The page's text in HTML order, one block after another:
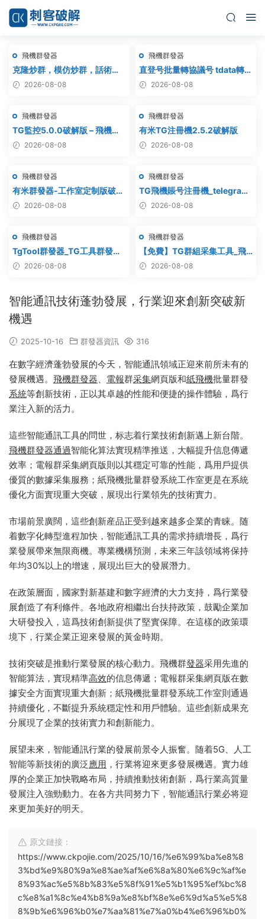
飛機群發器
克隆炒群，模仿炒群，話術炒
群，跟發炒群，自動炒群 破解
報群發 telegram群發 克隆炒
群 炒群
2026-08-08
飛機群發器
直登号批量轉協議号 tdata轉
session – 附破解工具
2026-08-08
飛機群發器
TG監控5.0.0破解版 – 飛機監
聽軟件2026-08-08
飛機群發器
有米TG注冊機2.5.2破解版
2026-08-08
飛機群發器
有米群發器-工作室定制版破解
版 2026-08-08
飛機群發器
TG飛機賬号注冊機_telegram
注冊機_電報飛機号注冊機破解
2026-08-08
飛機群發器
TgTool群發器_TG工具群發器_
最新破解版
2026-08-08
飛機群發器
【免費】TG群組采集工具_飛
機群組采集軟件_電報群組采集
2026-08-08
智能通訊技術蓬勃發展，行業迎來創新突破新
機遇
2025-10-16 群發器資訊 316
在數字經濟蓬勃發展的今天，智能通訊領域正迎來前所未有的
發展機遇。 飛機群發器、 電報群采集網頁版和紙飛機批量群發
系統等創新技術，正以其卓越的性能和便捷的操作體驗，爲行
業注入新的活力。
這些智能通訊工具的問世，标志着行業技術創新邁上新台階。
飛機群發器通過智能化算法實現精準推送，大幅提升信息傳遞
效率；電報群采集網頁版則以其穩定可靠的性能，爲用戶提供
優質的數據采集服務；紙飛機批量群發系統工作室更是在系統
優化方面實現重大突破，展現出行業領先的技術實力。
市場前景廣闊，這些創新産品正受到越來越多企業的青睐。随
着數字化轉型進程加快，智能通訊工具的需求持續增長，爲行
業發展帶來無限商機。專業機構預測，未來三年該領域将保持
年均30%以上的增速，展現出巨大的發展潛力。
在政策層面，國家對新基建和數字經濟的大力支持，爲行業發
展創造了有利條件。各地政府相繼出台扶持政策，鼓勵企業加
大研發投入，這爲技術創新提供了堅實保障。在這樣的政策環
境下，行業企業正迎來發展的黃金時期。
技術突破是推動行業發展的核心動力。飛機群發器采用先進的
智能算法，實現精準高效的信息傳遞；電報群采集網頁版在數
據安全方面實現重大創新；紙飛機批量群發系統工作室則通過
持續優化，不斷提升系統穩定性和用戶體驗。這些創新成果充
分展現了企業的技術實力和創新能力。
展望未來，智能通訊行業的發展前景令人振奮。随着5G、人工
智能等新技術的廣泛應用 ，行業将迎來更多發展機遇。實力雄
厚的企業正加快戰略布局，持續推動技術創新，爲行業高質量
發展注入強勁動力。在各方共同努力下，智能通訊行業必将迎
來更加美好的明天。
原文鏈接：
https://www.ckpojie.com/2025/10/16/%e6%99%ba%e8%8
3%bd%e9%80%9a%e8%ae%af%e6%8a%80%e6%9c%af%e
8%93%ac%e5%8b%83%e5%8f%91%e5%b1%95%ef%bc%8
c%e8%a1%8c%e4%b8%9a%e8%bf%8e%e6%9d%a5%e5%8
8%9b%e6%96%b0%e7%aa%81%e7%a0%b4%e6%96%b0%